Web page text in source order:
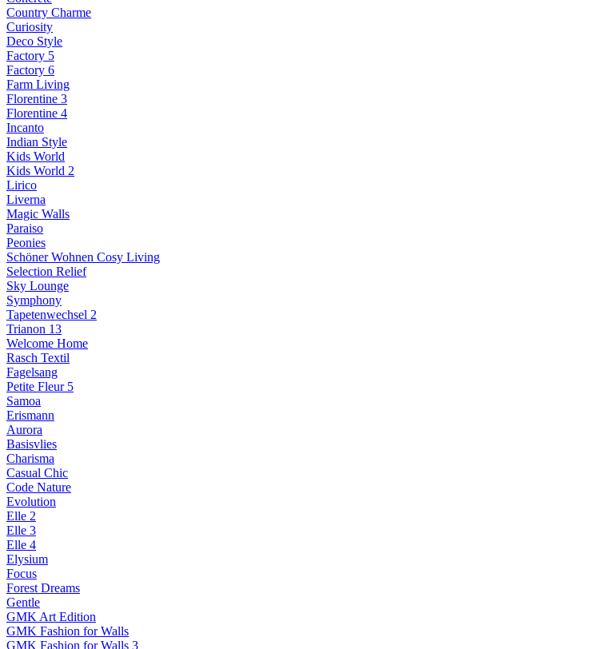
Country Charme
Curiosity
Deco Style
Factory 5
Factory 6
Farm Living
Florentine 3
Florentine 4
Incanto
Indian Style
Kids World
Kids World 2
Lirico
Liverna
Magic Walls
Paraiso
Peonies
Schöner Wohnen Cosy Living
Selection Relief
Sky Lounge
Symphony
Tapetenwechsel 2
Trianon 13
Welcome Home
Rasch Textil
Fagelsang
Petite Fleur 5
Samoa
Erismann
Aurora
Basisvlies
Charisma
Casual Chic
Code Nature
Evolution
Elle 2
Elle 3
Elle 4
Elysium
Focus
Forest Dreams
Gentle
GMK Art Edition
GMK Fashion for Walls
GMK Fashion for Walls 3